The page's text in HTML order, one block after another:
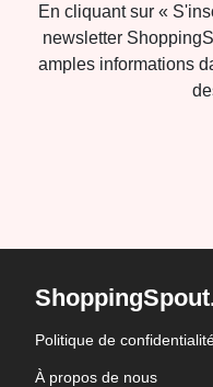
En cliquant sur «
newsletter
amples informations
Politique de
À propos de nous